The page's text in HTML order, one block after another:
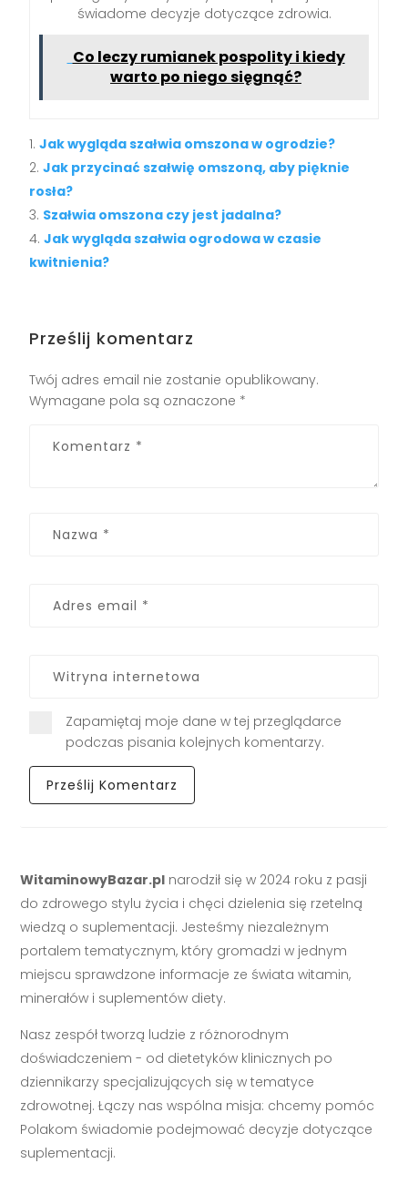
świadome decyzje dotyczące zdrowia.
Co leczy rumianek pospolity i kiedy
warto po niego sięgnąć?
Jak wygląda szałwia omszona w ogrodzie?
Jak przycinać szałwię omszoną, aby pięknie
rosła?
Szałwia omszona czy jest jadalna?
Jak wygląda szałwia ogrodowa w czasie
kwitnienia?
Prześlij komentarz
Twój adres email nie zostanie opublikowany.
Wymagane pola są oznaczone *
Zapamiętaj moje dane w tej przeglądarce
podczas pisania kolejnych komentarzy.
WitaminowyBazar.pl narodził się w 2024 roku z pasji
do zdrowego stylu życia i chęci dzielenia się rzetelną
wiedzą o suplementacji. Jesteśmy niezależnym
portalem tematycznym, który gromadzi w jednym
miejscu sprawdzone informacje ze świata witamin,
minerałów i suplementów diety.
Nasz zespół tworzą ludzie z różnorodnym
doświadczeniem - od dietetyków klinicznych po
dziennikarzy specjalizujących się w tematyce
zdrowotnej. Łączy nas wspólna misja: chcemy pomóc
Polakom świadomie podejmować decyzje dotyczące
suplementacji.